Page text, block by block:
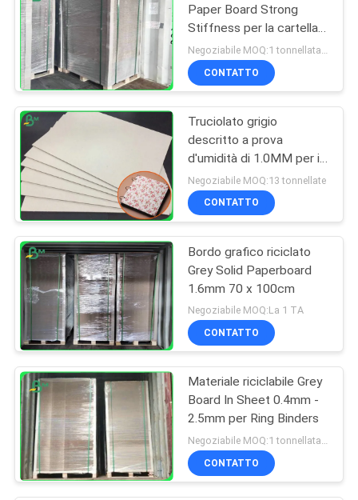
Paper Board Strong
Stiffness per la cartella
di archivio
CONTATTO
Truciolato grigio
descritto a prova
d'umidità di 1.0MM per il
taccuino della copertina
dura
Negoziabile MOQ:13 tonnellate
CONTATTO
Bordo grafico riciclato
Grey Solid Paperboard
1.6mm 70 x 100cm
Negoziabile MOQ:La 1 TA
CONTATTO
Materiale riciclabile Grey
Board In Sheet 0.4mm -
2.5mm per Ring Binders
Negoziabile MOQ:1 tonnellata per la dimensione comune & 10 tonnellate per la dimensione speciale
CONTATTO